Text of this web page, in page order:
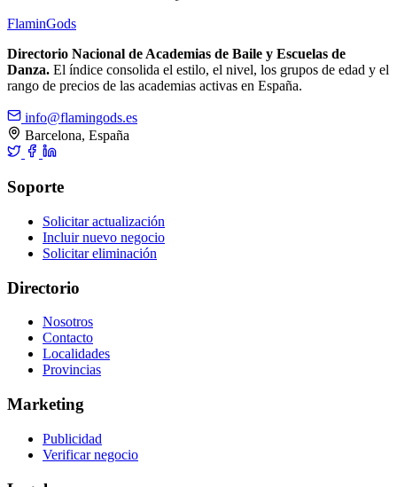
FlaminGods
Directorio Nacional de Academias de Baile y Escuelas de
Danza. El índice consolida el estilo, el nivel, los grupos de edad y el
rango de precios de las academias activas en España.
info@flamingods.es
Barcelona, España
Soporte
Solicitar actualización
Incluir nuevo negocio
Solicitar eliminación
Directorio
Nosotros
Contacto
Localidades
Provincias
Marketing
Publicidad
Verificar negocio